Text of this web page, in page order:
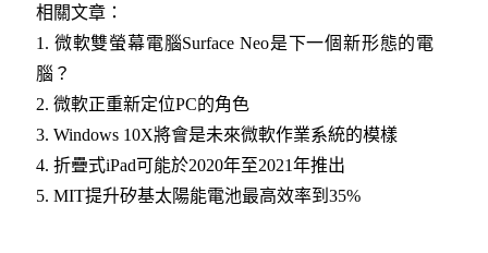
相關文章：
1. 微軟雙螢幕電腦Surface Neo是下一個新形態的電
腦？​
2. 微軟正重新定位PC的角色
3. Windows 10X將會是未來微軟作業系統的模樣
4. 折疊式iPad可能於2020年至2021年推出​
5. MIT提升矽基太陽能電池最高效率到35%​